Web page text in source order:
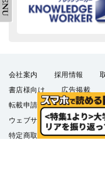
会社案内 採用情報
書店様向け
広告掲載
転載申請
プライバシー
ウェブサイト利用規約
特定商取引法に基づく表示